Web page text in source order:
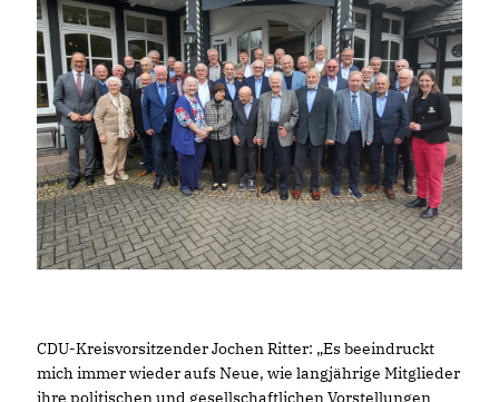
CDU-Kreisvorsitzender Jochen Ritter: „Es beeindruckt
mich immer wieder aufs Neue, wie langjährige Mitglieder
ihre politischen und gesellschaftlichen Vorstellungen